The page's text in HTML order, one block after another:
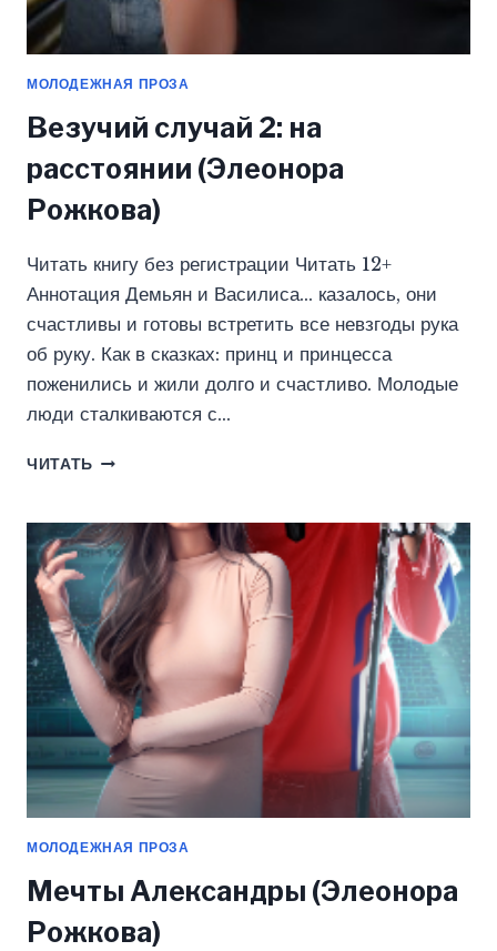
МОЛОДЕЖНАЯ ПРОЗА
Везучий случай 2: на
расстоянии (Элеонора
Рожкова)
Читать книгу без регистрации Читать 12+
Аннотация Демьян и Василиса… казалось, они
счастливы и готовы встретить все невзгоды рука
об руку. Как в сказках: принц и принцесса
поженились и жили долго и счастливо. Молодые
люди сталкиваются с…
ЧИТАТЬ ВЕЗУЧИЙ
НА
РАССТОЯНИИ
(ЭЛЕОНОРА
РОЖКОВА)
МОЛОДЕЖНАЯ ПРОЗА
Мечты Александры (Элеонора
Рожкова)